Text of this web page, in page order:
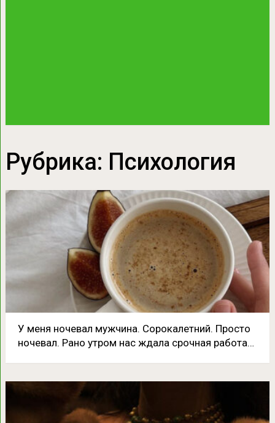
Рубрика: Психология
У меня ночевал мужчина. Сорокалетний. Просто
ночевал. Рано утром нас ждала срочная работа…